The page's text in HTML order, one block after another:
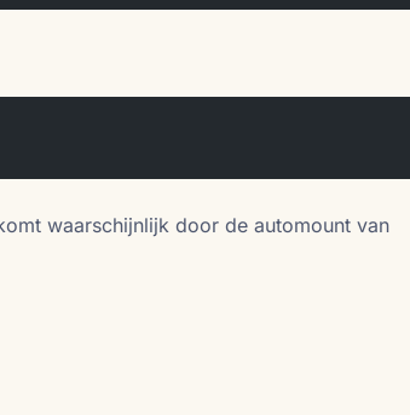
waarschijnlijk door de automount van